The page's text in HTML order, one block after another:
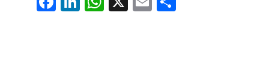
ce nk ha m rt